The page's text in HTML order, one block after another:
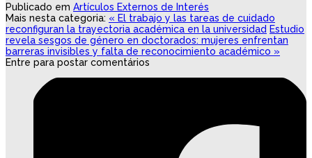
Publicado em Artículos Externos de Interés
Mais nesta categoria: « El trabajo y las tareas de cuidado
reconfiguran la trayectoria académica en la universidad Estudio
revela sesgos de género en doctorados: mujeres enfrentan
barreras invisibles y falta de reconocimiento académico »
Entre para postar comentários